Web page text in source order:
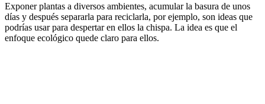
Exponer plantas a diversos ambientes, acumular la basura de unos
días y después separarla para reciclarla, por ejemplo, son ideas que
podrías usar para despertar en ellos la chispa. La idea es que el
enfoque ecológico quede claro para ellos.